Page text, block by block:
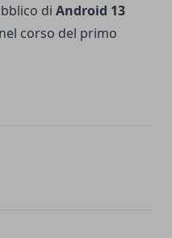
di Android 13
corso del primo